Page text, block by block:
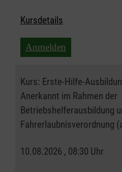
Kursdetails
Anmelden
Kurs: Erste-Hilfe-
Anerkannt im Rahmen der
Betriebshelferausbildung
Fahrerlaubnisverordnung
10.08.2026 , 08:30 Uhr